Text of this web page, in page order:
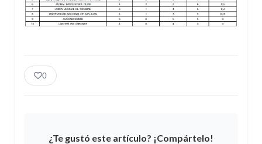
0
¿Te gustó este artículo? ¡Compártelo!